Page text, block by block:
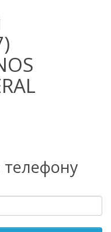
телефону